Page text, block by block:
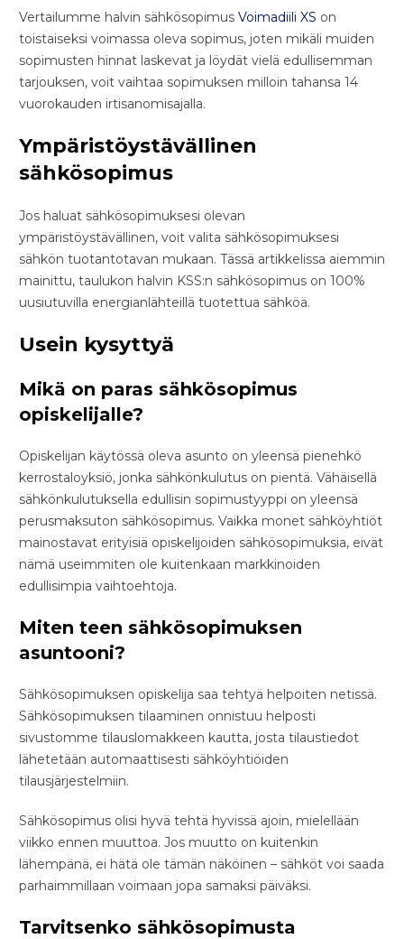
Vertailumme halvin sähkösopimus Voimadiili XS on
toistaiseksi voimassa oleva sopimus, joten mikäli muiden
sopimusten hinnat laskevat ja löydät vielä edullisemman
tarjouksen, voit vaihtaa sopimuksen milloin tahansa 14
vuorokauden irtisanomisajalla.
Ympäristöystävällinen
sähkösopimus
Jos haluat sähkösopimuksesi olevan
ympäristöystävällinen, voit valita sähkösopimuksesi
sähkön tuotantotavan mukaan. Tässä artikkelissa aiemmin
mainittu, taulukon halvin KSS:n sähkösopimus on 100%
uusiutuvilla energianlähteillä tuotettua sähköä.
Usein kysyttyä
Mikä on paras sähkösopimus
opiskelijalle?
Opiskelijan käytössä oleva asunto on yleensä pienehkö
kerrostaloyksiö, jonka sähkönkulutus on pientä. Vähäisellä
sähkönkulutuksella edullisin sopimustyyppi on yleensä
perusmaksuton sähkösopimus. Vaikka monet sähköyhtiöt
mainostavat erityisiä opiskelijoiden sähkösopimuksia, eivät
nämä useimmiten ole kuitenkaan markkinoiden
edullisimpia vaihtoehtoja.
Miten teen sähkösopimuksen
asuntooni?
Sähkösopimuksen opiskelija saa tehtyä helpoiten netissä.
Sähkösopimuksen tilaaminen onnistuu helposti
sivustomme tilauslomakkeen kautta, josta tilaustiedot
lähetetään automaattisesti sähköyhtiöiden
tilausjärjestelmiin.
Sähkösopimus olisi hyvä tehtä hyvissä ajoin, mielellään
viikko ennen muuttoa. Jos muutto on kuitenkin
lähempänä, ei hätä ole tämän näköinen – sähköt voi saada
parhaimmillaan voimaan jopa samaksi päiväksi.
Tarvitsenko sähkösopimusta